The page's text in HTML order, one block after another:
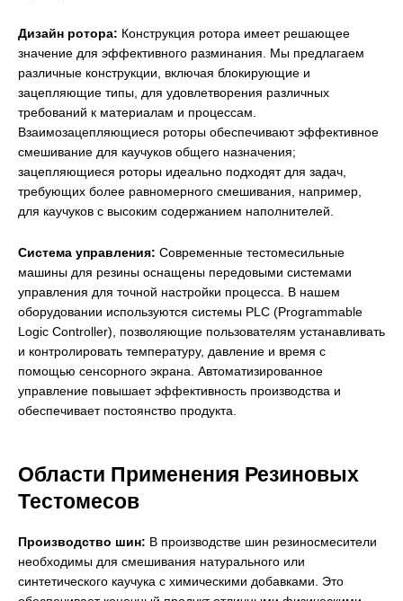
Дизайн ротора: Конструкция ротора имеет решающее
значение для эффективного разминания. Мы предлагаем
различные конструкции, включая блокирующие и
зацепляющие типы, для удовлетворения различных
требований к материалам и процессам.
Взаимозацепляющиеся роторы обеспечивают эффективное
смешивание для каучуков общего назначения;
зацепляющиеся роторы идеально подходят для задач,
требующих более равномерного смешивания, например,
для каучуков с высоким содержанием наполнителей.
Система управления: Современные тестомесильные
машины для резины оснащены передовыми системами
управления для точной настройки процесса. В нашем
оборудовании используются системы PLC (Programmable
Logic Controller), позволяющие пользователям устанавливать
и контролировать температуру, давление и время с
помощью сенсорного экрана. Автоматизированное
управление повышает эффективность производства и
обеспечивает постоянство продукта.
Области Применения Резиновых
Тестомесов
Производство шин: В производстве шин резиносмесители
необходимы для смешивания натурального или
синтетического каучука с химическими добавками. Это